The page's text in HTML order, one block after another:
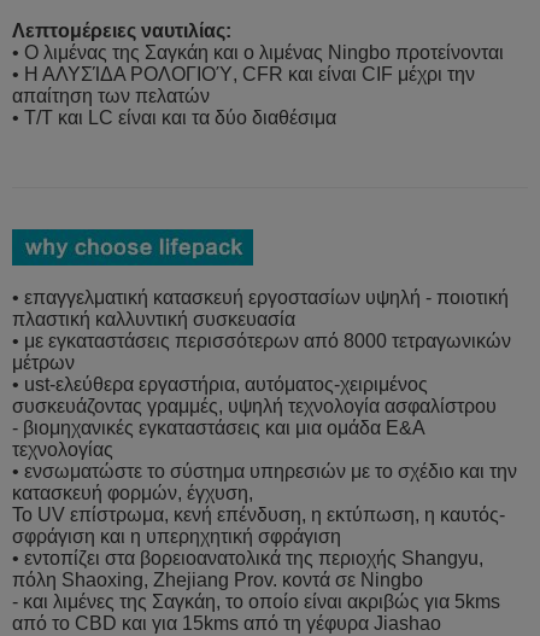
Λεπτομέρειες ναυτιλίας:
• Ο λιμένας της Σαγκάη και ο λιμένας Ningbo προτείνονται
• Η ΑΛΥΣΊΔΑ ΡΟΛΟΓΙΟΎ, CFR και είναι CIF μέχρι την
απαίτηση των πελατών
• T/T και LC είναι και τα δύο διαθέσιμα
• επαγγελματική κατασκευή εργοστασίων υψηλή - ποιοτική
πλαστική καλλυντική συσκευασία
• με εγκαταστάσεις περισσότερων από 8000 τετραγωνικών
μέτρων
• ust-ελεύθερα εργαστήρια, αυτόματος-χειριμένος
συσκευάζοντας γραμμές, υψηλή τεχνολογία ασφαλίστρου
- βιομηχανικές εγκαταστάσεις και μια ομάδα Ε&Α
τεχνολογίας
• ενσωματώστε το σύστημα υπηρεσιών με το σχέδιο και την
κατασκευή φορμών, έγχυση,
Το UV επίστρωμα, κενή επένδυση, η εκτύπωση, η καυτός-
σφράγιση και η υπερηχητική σφράγιση
• εντοπίζει στα βορειοανατολικά της περιοχής Shangyu,
πόλη Shaoxing, Zhejiang Prov. κοντά σε Ningbo
- και λιμένες της Σαγκάη, το οποίο είναι ακριβώς για 5kms
από το CBD και για 15kms από τη γέφυρα Jiashao